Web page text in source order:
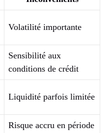
Volatilité importante
Sensibilité aux
conditions de crédit
Liquidité parfois limitée
Risque accru en période